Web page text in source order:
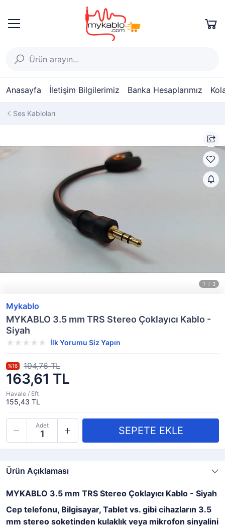
Anasayfa İletişim Bilgilerimiz Banka Hesaplarımız
Ses Kabloları
Mykablo
MYKABLO 3.5 mm TRS Stereo Çoklayıcı Kablo -
Siyah
İlk Yorumu Siz Yapın
163,61 TL
%16 194,76 TL
Havale / Eft
155,43 TL
Adet
Ürün Açıklaması
MYKABLO 3.5 mm TRS Stereo Çoklayıcı Kablo - Siyah
Cep telefonu, Bilgisayar, Tablet vs. gibi cihazların 3.5
mm stereo soketinden kulaklık veya mikrofon sinyalini